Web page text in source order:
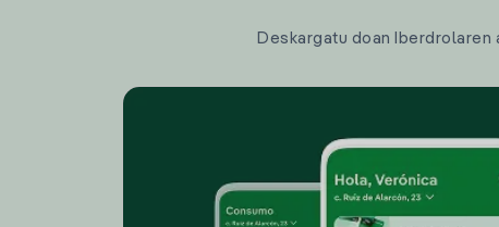
Deskargatu doan Iberdrolaren